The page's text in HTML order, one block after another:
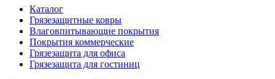
Каталог
Грязезащитные ковры
Влаговпитывающие покрытия
Покрытия коммерческие
Грязезащита для офиса
Грязезащита для гостиниц